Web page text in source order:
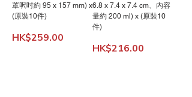
罩呎吋約 95 x 157 mm) x
(原裝10件)
價格
HK$259.00
6.8 x 7.4 x 7.4 cm、內容
量約 200 ml) x (原裝10
件)
價格
HK$216.00